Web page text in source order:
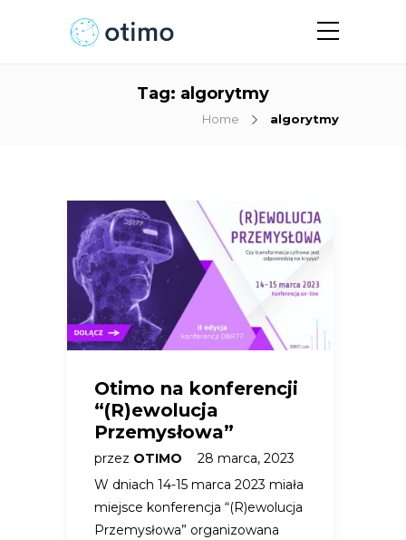
Tag: algorytmy
Home algorytmy
Otimo na konferencji
“(R)ewolucja
Przemysłowa”
przez OTIMO
28 marca, 2023
W dniach 14-15 marca 2023 miała
miejsce konferencja “(R)ewolucja
Przemysłowa” organizowana